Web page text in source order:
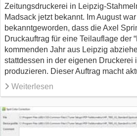
Zeitungsdruckerei in Leipzig-
Madsack jetzt bekannt. Im August
bekanntgeworden, dass die Axel
Druckauftrag für eine Teilauflage der
kommenden Jahr aus Leipzig
stattdessen in der eigenen Druckerei
produzieren. Dieser Auftrag macht
Weiterlesen